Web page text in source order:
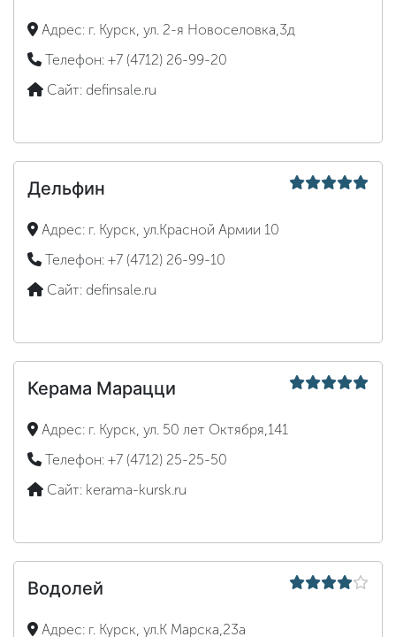
Адрес: г. Курск, ул. 2-я Новоселовка,3д
Телефон: +7 (4712) 26-99-20
Сайт: definsale.ru
Дельфин
Адрес: г. Курск, ул.Красной Армии 10
Телефон: +7 (4712) 26-99-10
Сайт: definsale.ru
Керама Марацци
Адрес: г. Курск, ул. 50 лет Октября,141
Телефон: +7 (4712) 25-25-50
Сайт: kerama-kursk.ru
Водолей
Адрес: г. Курск, ул.К Марска,23а